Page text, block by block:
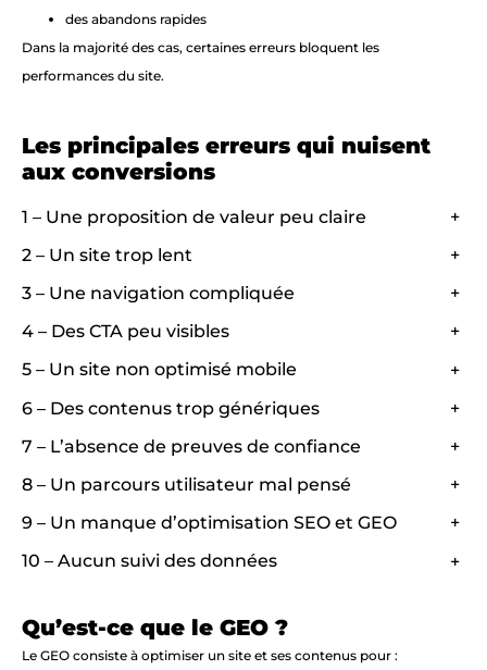
des abandons rapides
Dans la majorité des cas, certaines erreurs bloquent les
performances du site.
Les principales erreurs qui nuisent
aux conversions
1 – Une proposition de valeur peu claire
+
2 – Un site trop lent
+
3 – Une navigation compliquée
+
4 – Des CTA peu visibles
+
5 – Un site non optimisé mobile
+
6 – Des contenus trop génériques
+
7 – L’absence de preuves de confiance
+
8 – Un parcours utilisateur mal pensé
+
9 – Un manque d’optimisation SEO et GEO
+
10 – Aucun suivi des données
+
Qu’est-ce que le GEO ?
Le GEO consiste à optimiser un site et ses contenus pour :